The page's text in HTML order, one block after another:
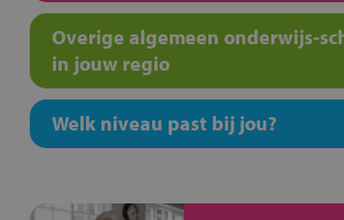
Overige algemeen onderwijs-
in jouw regio
Welk niveau past bij jou?